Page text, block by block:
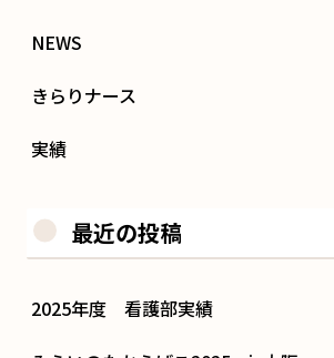
NEWS
きらりナース
実績
最近の投稿
2025年度 看護部実績